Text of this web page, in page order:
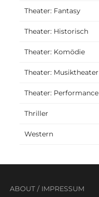
Theater: Fantasy
Theater: Historisch
Theater: Komödie
Theater: Musiktheater
Theater: Performance
Thriller
Western
ABOUT / IMPRESSUM